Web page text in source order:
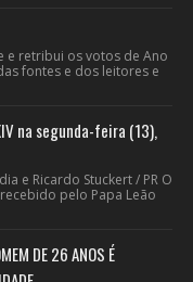
e retribui os votos de Ano
fontes e dos leitores e
na segunda-feira (13),
e Ricardo Stuckert / PR O
pelo Papa Leão
DE 26 ANOS É